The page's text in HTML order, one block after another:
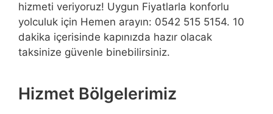
hizmeti veriyoruz! Uygun Fiyatlarla konforlu
yolculuk için Hemen arayın: 0542 515 5154. 10
dakika içerisinde kapınızda hazır olacak
taksinize güvenle binebilirsiniz.
Hizmet Bölgelerimiz